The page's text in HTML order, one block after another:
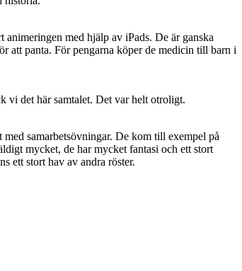
med hjälp av iPads. De är ganska
att panta. För pengarna köper de medicin till barn i
vi det här samtalet. Det var helt otroligt.
samarbetsövningar. De kom till exempel på
mycket, de har mycket fantasi och ett stort
ett stort hav av andra röster.